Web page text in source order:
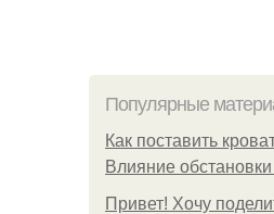
Популярные
Как поставить
Влияние
Привет! Хочу